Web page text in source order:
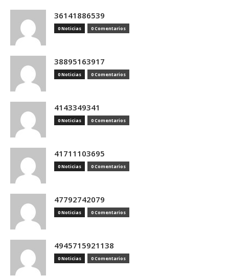
36141886539
0 Noticias 0 Comentarios
38895163917
0 Noticias 0 Comentarios
4143349341
0 Noticias 0 Comentarios
41711103695
0 Noticias 0 Comentarios
47792742079
0 Noticias 0 Comentarios
4945715921138
0 Noticias 0 Comentarios